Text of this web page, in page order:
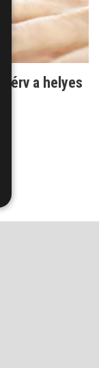
érv a helyes